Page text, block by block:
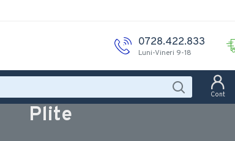
0728.422.833
Luni-Vineri 9-18
Cont
Plite